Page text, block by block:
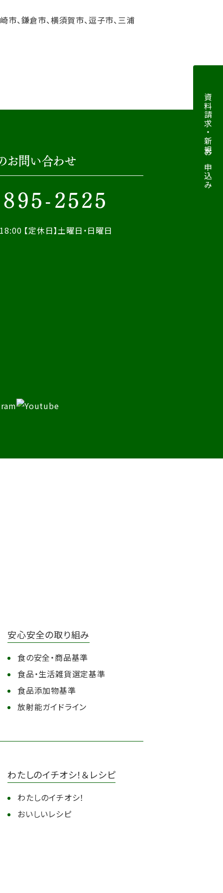
市、鎌倉市、横須賀市、逗子市、三浦
お問い合わせ
2525
【定休日】土曜日・日曜日
安心安全の取り組み
食の安全・商品基準
食品・生活雑貨選定基準
食品添加物基準
放射能ガイドライン
わたしのイチオシ！＆レシピ
わたしのイチオシ！
おいしいレシピ
資料請求・新規お申込み